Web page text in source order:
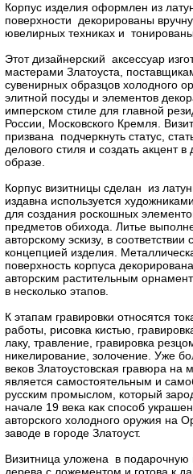
Корпус изделия оформлен из
поверхности декорированы
ювелирных техниках и
Этот дизайнерский аксессуар
мастерами Златоуста,
сувенирных образцов холодного
элитной посуды и элементов
имперском стиле для главной
России, Московского Кремля.
призвана подчеркнуть статус,
делового стиля и создать акцент в
образе.
Корпус визитницы сделан из
издавна используется
для создания роскошных
предметов обихода. Литье
авторскому эскизу, в соответствии с
концепцией изделия.
поверхность корпуса
авторским растительным
в несколько этапов.
К этапам гравировки относятся
работы, рисовка кистью,
лаку, травление, гравировка
никелирование, золочение. Уже
веков Златоустовская гравюра на
является самостоятельным и
русским промыслом, который
начале 19 века как способ
авторского холодного оружия на
заводе в городе Златоуст.
Визитница уложена в подарочную